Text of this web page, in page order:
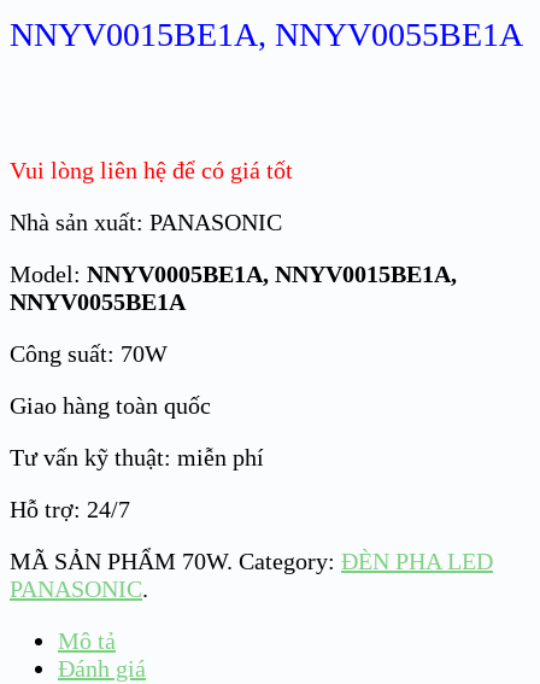
NNYV0015BE1A, NNYV0055BE1A
Vui lòng liên hệ để có giá tốt
Nhà sản xuất: PANASONIC
Model: NNYV0005BE1A, NNYV0015BE1A,
NNYV0055BE1A
Công suất: 70W
Giao hàng toàn quốc
Tư vấn kỹ thuật: miễn phí
Hỗ trợ: 24/7
MÃ SẢN PHẨM 70W. Category: ĐÈN PHA LED
PANASONIC.
Mô tả
Đánh giá